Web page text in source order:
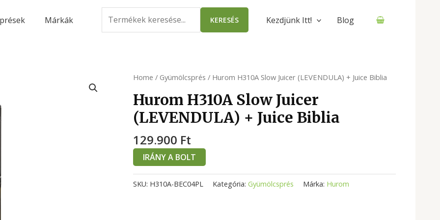
Márkák
for:
KERESÉS Kezdjünk Itt! Blog
Home / Gyümölcsprés / Hurom H310A Slow Juicer (LEVENDULA) + Juice Biblia
Hurom H310A Slow Juicer
(LEVENDULA) + Juice Biblia
129.900 Ft
IRÁNY A BOLT
SKU: H310A-BEC04PL Kategória: Gyümölcsprés Márka: Hurom